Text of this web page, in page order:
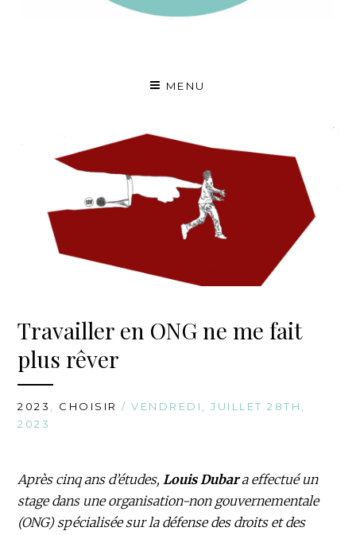
MENU
Travailler en ONG ne me fait
plus rêver
2023 , CHOISIR / VENDREDI, JUILLET 28TH,
2023
Après cinq ans d’études,Louis Dubara effectué un
stage dans une organisation-non gouvernementale
(ONG) spécialisée sur la défense des droits et des